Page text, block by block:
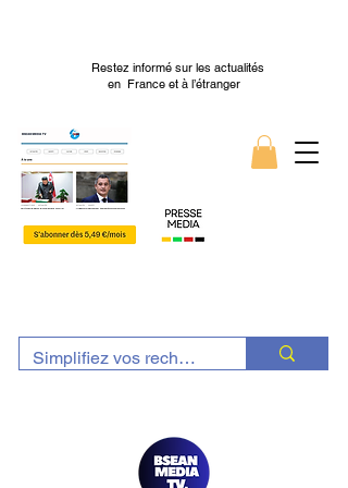
Restez informé sur les actualités
en France et à l’étranger